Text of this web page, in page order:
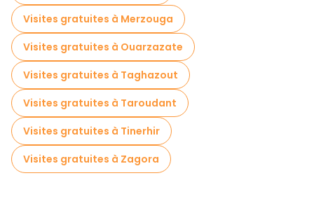
Visites gratuites à Merzouga
Visites gratuites à Ouarzazate
Visites gratuites à Taghazout
Visites gratuites à Taroudant
Visites gratuites à Tinerhir
Visites gratuites à Zagora